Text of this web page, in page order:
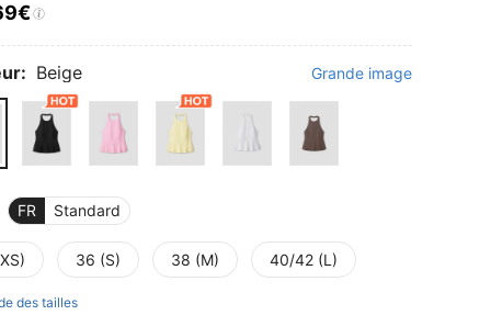
AND AVAILABILITY
Beige Grande image
FR Standard
36 (S) 38 (M) 40/42 (L)
des tailles